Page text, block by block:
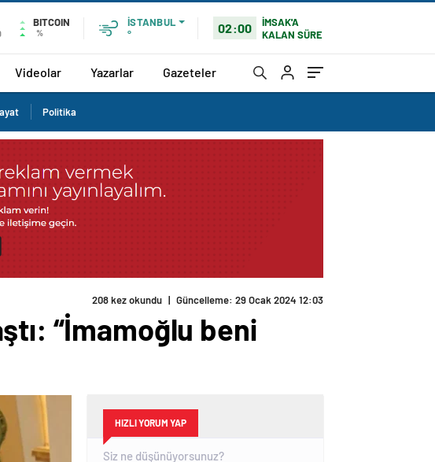
BITCOIN
%
İSTANBUL
°
02:00
İMSAK'A
KALAN SÜRE
Videolar Yazarlar Gazeteler
Politika
208 kez okundu | Güncelleme: 29 Ocak 2024 12:03
“İmamoğlu beni
HIZLI YORUM YAP